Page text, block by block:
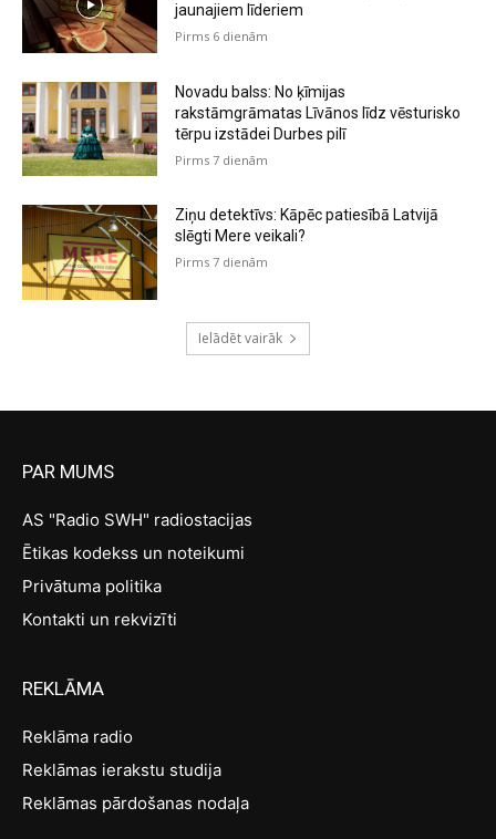
jaunajiem līderiem
Pirms 6 dienām
Novadu balss: No ķīmijas
rakstāmgrāmatas Līvānos līdz vēsturisko
tērpu izstādei Durbes pilī
Pirms 7 dienām
Ziņu detektīvs: Kāpēc patiesībā Latvijā
slēgti Mere veikali?
Pirms 7 dienām
Ielādēt vairāk
PAR MUMS
AS "Radio SWH" radiostacijas
Ētikas kodekss un noteikumi
Privātuma politika
Kontakti un rekvizīti
REKLĀMA
Reklāma radio
Reklāmas ierakstu studija
Reklāmas pārdošanas nodaļa